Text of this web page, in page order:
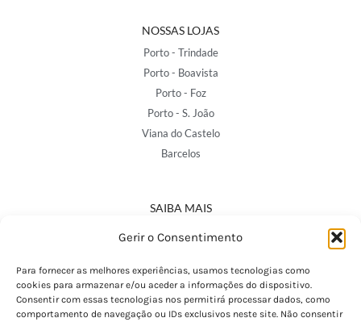
Gerir o Consentimento
Para fornecer as melhores experiências, usamos tecnologias como
cookies para armazenar e/ou aceder a informações do dispositivo.
Consentir com essas tecnologias nos permitirá processar dados, como
comportamento de navegação ou IDs exclusivos neste site. Não consentir
NOSSAS LOJAS
Porto - Trindade
Porto - Boavista
Porto - Foz
Porto - S. João
Viana do Castelo
Barcelos
SAIBA MAIS
Política de Privacidade
Termos e Condições
Perguntas Frequentes
Custos de Envio